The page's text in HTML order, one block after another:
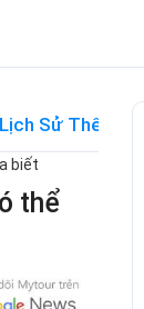
Lịch Sử Thế Giới
biết
thể